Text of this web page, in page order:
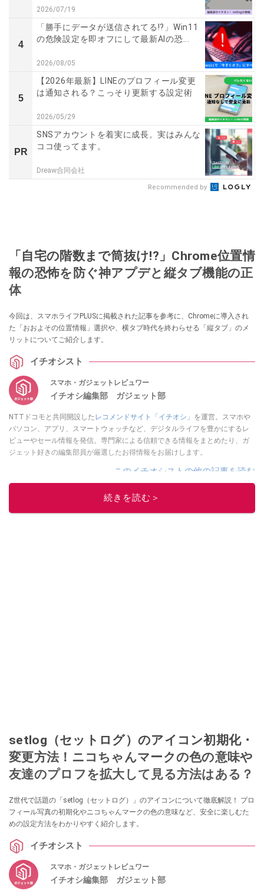
2026/07/19
4
「勝手にデータが送信されてる!?」Win11
の危険設定を即オフにして最新AIの恐...
2026/08/05
5
【2026年最新】LINEのプロフィール変更
は通知される？こっそり更新する設定術
2026/05/29
PR
SNSアカウントを着実に成長。実はみんな
ココ使ってます。
Dreaw合同会社
Recommended by
「自宅の階数まで筒抜け!?」Chrome位置情
報の恐怖を防ぐ神アプデと縦タブ機能の正
体
今回は、スマホライフPLUSに掲載された記事を参考に、Chromeに導入され
た「おおよその位置情報」選択や、横タブ時代を終わらせる「縦タブ」のメ
リットについてご紹介します。
イチオシスト
スマホ・ガジェットレビュワー
イチオシ編集部 ガジェット部
NTTドコモと共同開設した レコメンドサイト「イチオシ」 を運営。スマホや
パソコン、アプリ、スマートウォッチなど、デジタルライフを豊かにするレ
ビューやセール情報を発信。専門家による信頼できる情報をまとめたり、ガ
ジェット好きの編集部員が厳選したお得情報をお届けします。
このイチオシストの他の記事を読む
続きを読む＞
setlog（セットログ）のアイコン初期化・
変更方法！ニコちゃんマークの色の意味や
友達のプロフを拡大して見る方法はある？
Z世代で話題の「setlog（セットログ）」のアイコンについて徹底解説！ プロ
フィール写真の初期化やニコちゃんマークの色の意味など、安全に楽しむた
めの設定方法をわかりやすく紹介します。
イチオシスト
スマホ・ガジェットレビュワー
イチオシ編集部 ガジェット部